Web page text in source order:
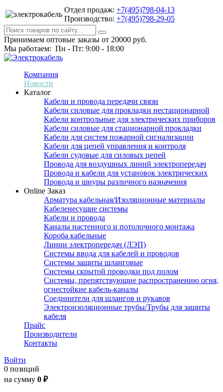
Отдел продаж: +7(495)798-04-13
Производство: +7(495)798-29-05
Принимаем оптовые заказы от 20000 руб.
Мы работаем: Пн - Пт: 9:00 - 18:00
Компания
Новости
Каталог
Кабели и провода передачи связи
Кабели силовые для прокладки нестационарной
Кабели контрольные для электрических приборов
Кабели силовые для стационарной прокладки
Кабели для систем пожарной сигнализации
Кабели для цепей управления и контроля
Кабели судовые для силовых цепей
Провода для воздушных линий электропередач
Провода и кабели для установок электрических
Провода и шнуры различного назначения
Online Заказ
Арматура кабельная/Изоляционные материалы
Кабеленесущие системы
Кабели и провода
Каналы настенного и потолочного монтажа
Короба кабельные
Линии электропередач (ЛЭП)
Системы ввода для кабелей и проводов
Системы защиты шланговые
Системы скрытой проводки под полом
Системы, препятствующие распространению огня,
огнестойкие кабель-каналы
Соединители для шлангов и рукавов
Электроизоляционные трубы/Трубы для защиты
кабеля
Прайс
Производители
Контакты
Войти
0 позиций
на сумму 0 ₽